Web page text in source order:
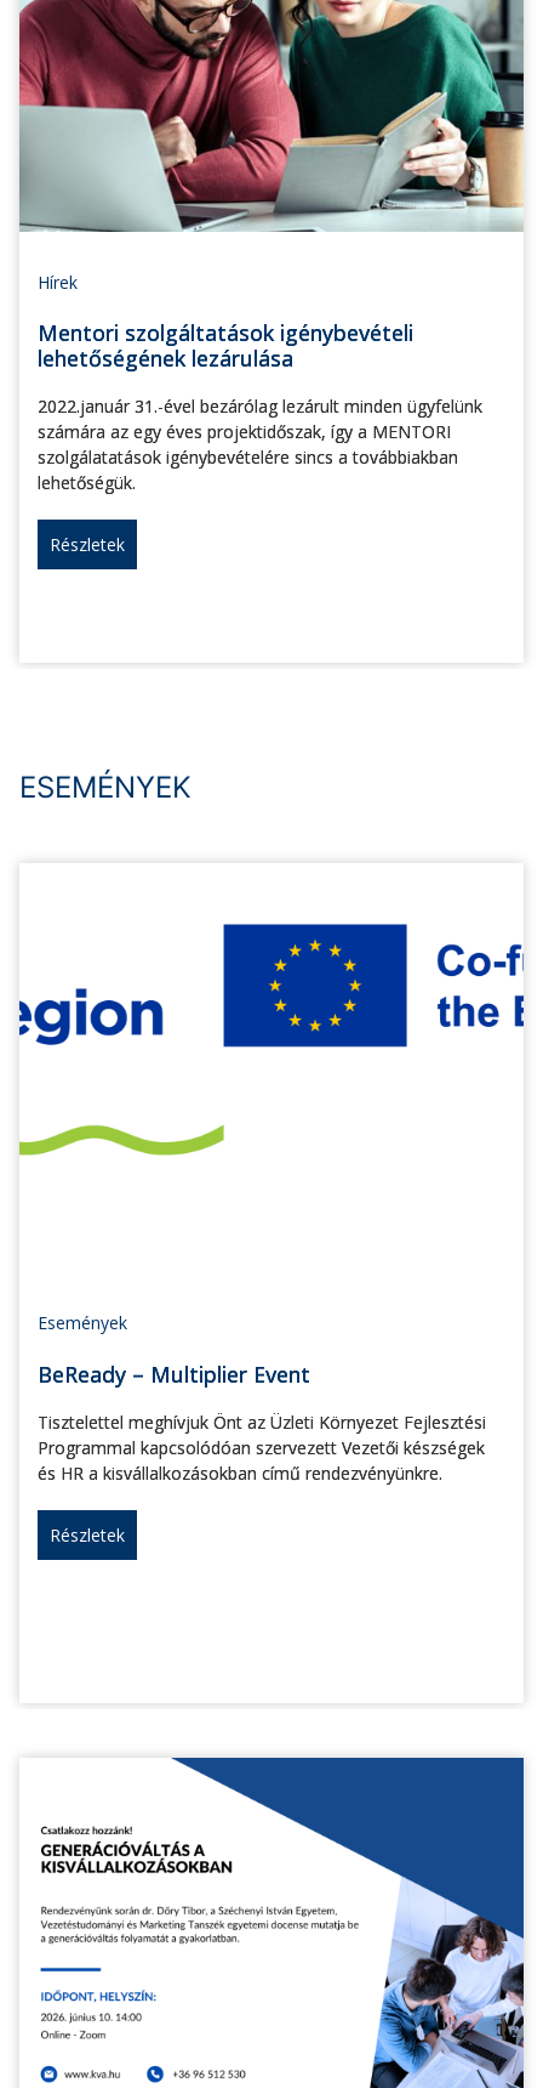
Hírek
Mentori szolgáltatások igénybevételi
lehetőségének lezárulása
2022.január 31.-ével bezárólag lezárult minden ügyfelünk
számára az egy éves projektidőszak, így a MENTORI
szolgálatatások igénybevételére sincs a továbbiakban
lehetőségük.
Részletek
ESEMÉNYEK
Események
BeReady – Multiplier Event
Tisztelettel meghívjuk Önt az Üzleti Környezet Fejlesztési
Programmal kapcsolódóan szervezett Vezetői készségek
és HR a kisvállalkozásokban című rendezvényünkre.
Részletek